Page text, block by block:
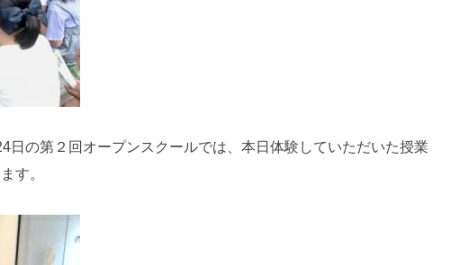
の第２回オープンスクールでは、本日体験していただいた授業
す。